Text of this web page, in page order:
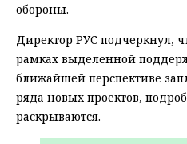
обороны.
Директор РУС подчеркнул,
рамках выделенной
ближайшей перспективе
ряда новых проектов,
раскрываются.